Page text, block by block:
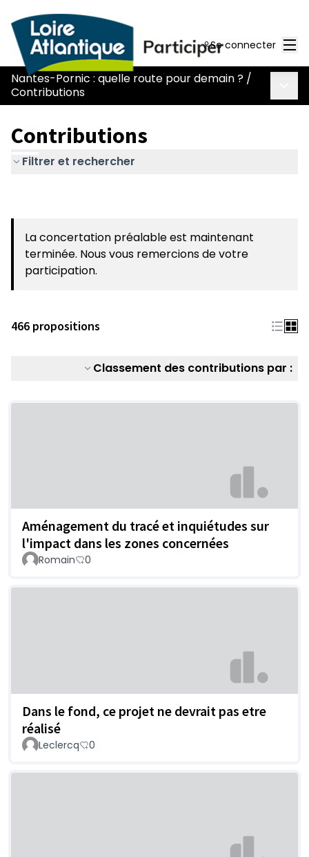
Se connecter
Nantes-Pornic : quelle route pour demain ? /
Contributions
Contributions
Filtrer et rechercher
La concertation préalable est maintenant
terminée. Nous vous remercions de votre
participation.
466 propositions
Classement des contributions par :
Aménagement du tracé et inquiétudes sur
l'impact dans les zones concernées
Romain 0
Dans le fond, ce projet ne devrait pas etre
réalisé
Leclercq 0